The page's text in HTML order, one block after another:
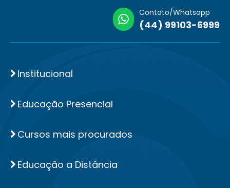
Contato/Whatsapp
(44) 99103-6999
Institucional
Educação Presencial
Cursos mais procurados
Educação a Distância